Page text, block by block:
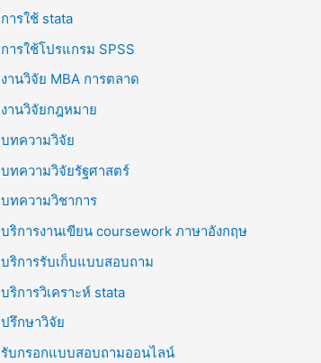
การใช้ stata
การใช้โปรแกรม SPSS
งานวิจัย MBA การตลาด
งานวิจัยกฎหมาย
บทความวิจัย
บทความวิจัยรัฐศาสตร์
บทความวิชาการ
บริการงานเขียน coursework ภาษาอังกฤษ
บริการรับเก็บแบบสอบถาม
บริการวิเคราะห์ stata
ปรึกษาวิจัย
รับกรอกแบบสอบถามออนไลน์